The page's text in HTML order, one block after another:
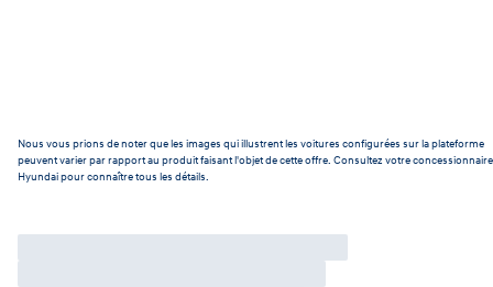
Nous vous prions de noter que les images qui illustrent les voitures configurées sur la plateforme
peuvent varier par rapport au produit faisant l'objet de cette offre. Consultez votre concessionnaire
Hyundai pour connaître tous les détails.